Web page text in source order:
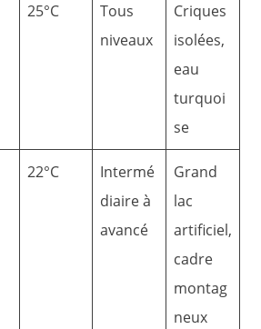
25°C
Tous
niveaux
Criques
isolées,
eau
turquoi
se
22°C
Intermé
diaire à
avancé
Grand
lac
artificiel,
cadre
montag
neux